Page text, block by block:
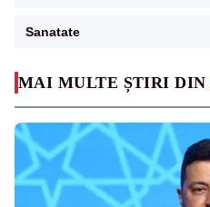
MAI MULTE ȘTIRI DIN
Sanatate